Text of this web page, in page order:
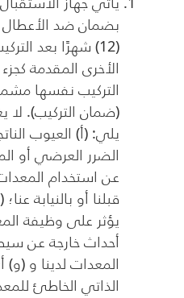
بضمان ضد
(12) شهرًا بعد
الأخرى المقدمة
التركيب نفسها
(ضمان التركيب).
يلي: (أ) العيوب
الضرر العرضي أو
عن استخدام
قبلنا أو بالنيابة
يؤثر على وظيفة
أحداث خارجة عن
المعدات لدينا و
الذاتي الخاطئ